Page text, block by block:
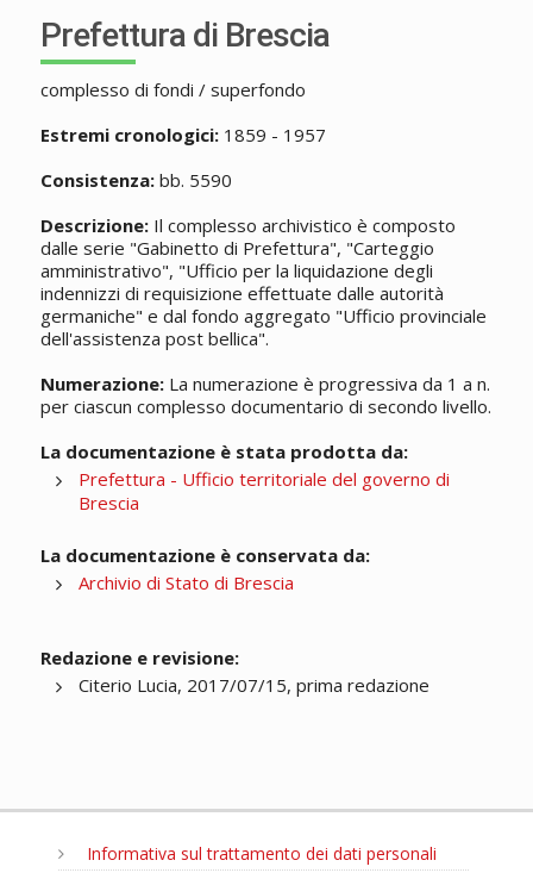
Prefettura di Brescia
complesso di fondi / superfondo
Estremi cronologici:1859 - 1957
Consistenza:bb. 5590
Descrizione:Il complesso archivistico è composto
dalle serie "Gabinetto di Prefettura", "Carteggio
amministrativo", "Ufficio per la liquidazione degli
indennizzi di requisizione effettuate dalle autorità
germaniche" e dal fondo aggregato "Ufficio provinciale
dell'assistenza post bellica".
Numerazione:La numerazione è progressiva da 1 a n.
per ciascun complesso documentario di secondo livello.
La documentazione è stata prodotta da:
Prefettura - Ufficio territoriale del governo di
Brescia
La documentazione è conservata da:
Archivio di Stato di Brescia
Redazione e revisione:
Citerio Lucia, 2017/07/15, prima redazione
Informativa sul trattamento dei dati personali